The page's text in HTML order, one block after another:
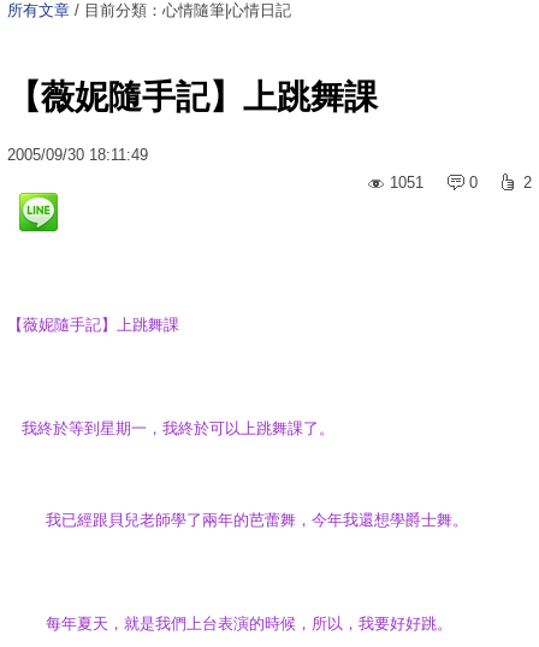
所有文章 / 目前分類：心情隨筆|心情日記
【薇妮隨手記】上跳舞課
2005/09/30 18:11:49
1051
0 2
【薇妮隨手記】上跳舞課
我終於等到星期一，我終於可以上跳舞課了。
我已經跟貝兒老師學了兩年的芭蕾舞，今年我還想學爵士舞。
每年夏天，就是我們上台表演的時候，所以，我要好好跳。